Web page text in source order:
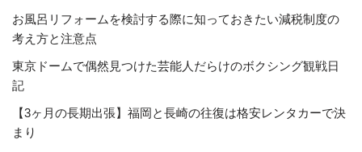
お風呂リフォームを検討する際に知っておきたい減税制度の
考え方と注意点
東京ドームで偶然見つけた芸能人だらけのボクシング観戦日
記
【3ヶ月の長期出張】福岡と長崎の往復は格安レンタカーで決
まり